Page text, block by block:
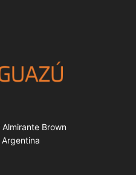
Almirante Brown